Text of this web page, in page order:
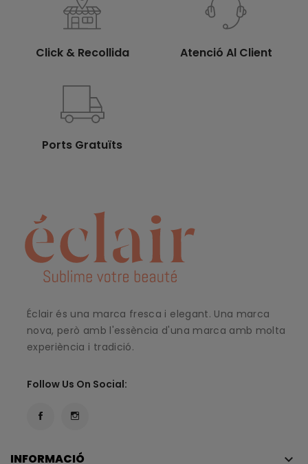
Click & Recollida Atenció Al Client
Ports Gratuïts
Éclair és una marca fresca i elegant. Una marca
nova, però amb l'essència d'una marca amb molta
experiència i tradició.
Follow Us On Social:
INFORMACIÓ keyboard_arrow_down